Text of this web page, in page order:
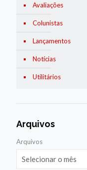
Avaliações
Colunistas
Lançamentos
Notícias
Utilitários
Arquivos
Arquivos